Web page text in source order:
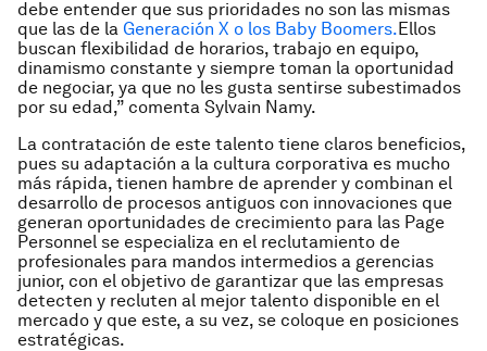
debe entender que sus prioridades no son las mismas
que las de la Generación X o los Baby Boomers.Ellos
buscan flexibilidad de horarios, trabajo en equipo,
dinamismo constante y siempre toman la oportunidad
de negociar, ya que no les gusta sentirse subestimados
por su edad,” comenta Sylvain Namy.
La contratación de este talento tiene claros beneficios,
pues su adaptación a la cultura corporativa es mucho
más rápida, tienen hambre de aprender y combinan el
desarrollo de procesos antiguos con innovaciones que
generan oportunidades de crecimiento para las Page
Personnel se especializa en el reclutamiento de
profesionales para mandos intermedios a gerencias
junior, con el objetivo de garantizar que las empresas
detecten y recluten al mejor talento disponible en el
mercado y que este, a su vez, se coloque en posiciones
estratégicas.